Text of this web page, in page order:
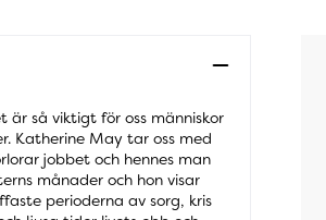
är så viktigt för oss människor
Katherine May tar oss med
jobbet och hennes man
månader och hon visar
perioderna av sorg, kris